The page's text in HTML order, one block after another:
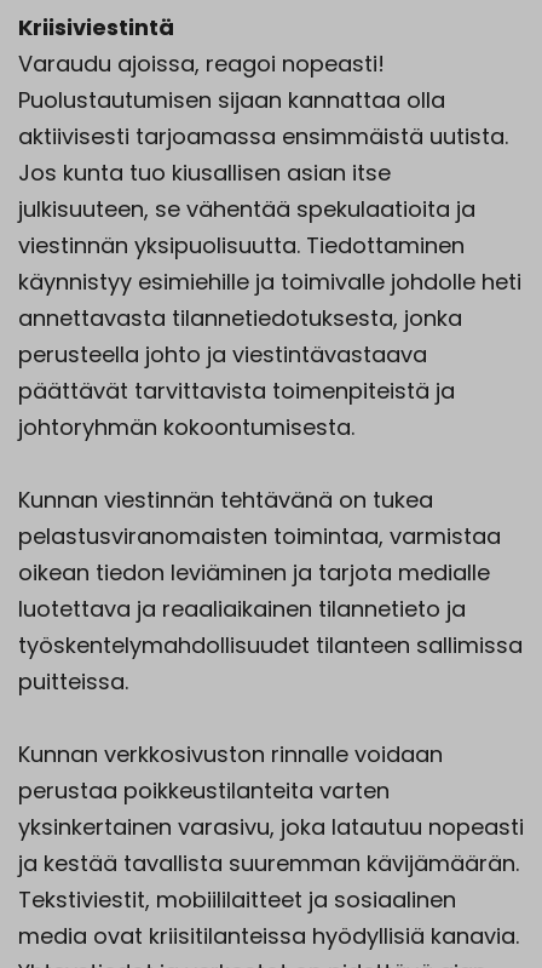
Kriisiviestintä
Varaudu ajoissa, reagoi nopeasti!
Puolustautumisen sijaan kannattaa olla
aktiivisesti tarjoamassa ensimmäistä uutista.
Jos kunta tuo kiusallisen asian itse
julkisuuteen, se vähentää spekulaatioita ja
viestinnän yksipuolisuutta. Tiedottaminen
käynnistyy esimiehille ja toimivalle johdolle heti
annettavasta tilannetiedotuksesta, jonka
perusteella johto ja viestintävastaava
päättävät tarvittavista toimenpiteistä ja
johtoryhmän kokoontumisesta.
Kunnan viestinnän tehtävänä on tukea
pelastusviranomaisten toimintaa, varmistaa
oikean tiedon leviäminen ja tarjota medialle
luotettava ja reaaliaikainen tilannetieto ja
työskentelymahdollisuudet tilanteen sallimissa
puitteissa.
Kunnan verkkosivuston rinnalle voidaan
perustaa poikkeustilanteita varten
yksinkertainen varasivu, joka latautuu nopeasti
ja kestää tavallista suuremman kävijämäärän.
Tekstiviestit, mobiililaitteet ja sosiaalinen
media ovat kriisitilanteissa hyödyllisiä kanavia.